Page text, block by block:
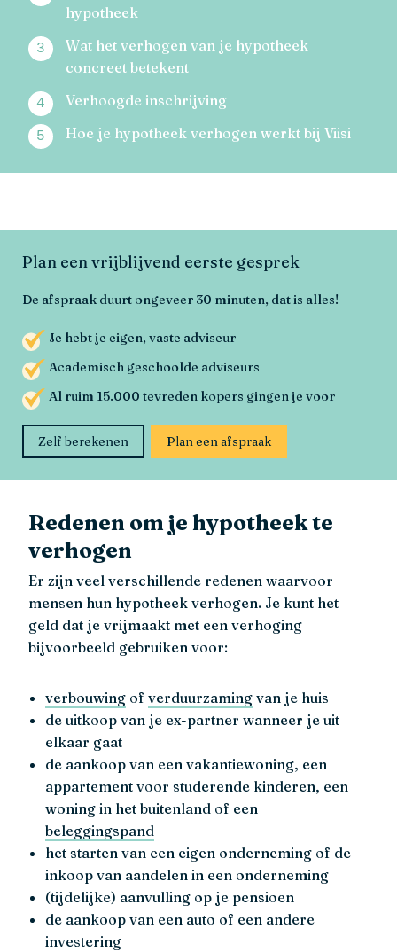
hypotheek
Wat het verhogen van je hypotheek
concreet betekent
Verhoogde inschrijving
Hoe je hypotheek verhogen werkt bij Viisi
Plan een vrijblijvend eerste gesprek
De afspraak duurt ongeveer 30 minuten, dat is alles!
Je hebt je eigen, vaste adviseur
Academisch geschoolde adviseurs
Al ruim 15.000 tevreden kopers gingen je voor
Zelf berekenen Plan een afspraak
Redenen om je hypotheek te
verhogen
Er zijn veel verschillende redenen waarvoor
mensen hun hypotheek verhogen. Je kunt het
geld dat je vrijmaakt met een verhoging
bijvoorbeeld gebruiken voor:
verbouwing ofverduurzaming van je huis
de uitkoop van je ex-partner wanneer je uit
elkaar gaat
de aankoop van een vakantiewoning, een
appartement voor studerende kinderen, een
woning in het buitenland of een
beleggingspand
het starten van een eigen onderneming of de
inkoop van aandelen in een onderneming
(tijdelijke) aanvulling op je pensioen
de aankoop van een auto of een andere
investering